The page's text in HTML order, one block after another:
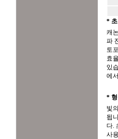
* 초
캐
파
토
효
있
에
* 형
빛
됩
다.
사